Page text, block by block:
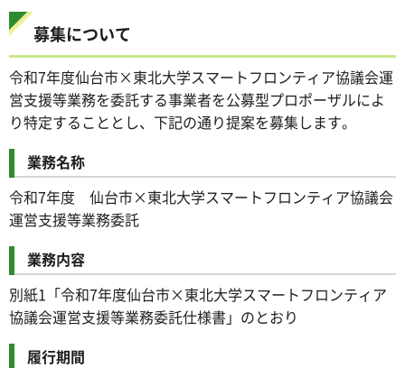
募集について
令和7年度仙台市×東北大学スマートフロンティア協議会運
営支援等業務を委託する事業者を公募型プロポーザルによ
り特定することとし、下記の通り提案を募集します。
業務名称
令和7年度 仙台市×東北大学スマートフロンティア協議会
運営支援等業務委託
業務内容
別紙1「令和7年度仙台市×東北大学スマートフロンティア
協議会運営支援等業務委託仕様書」のとおり
履行期間